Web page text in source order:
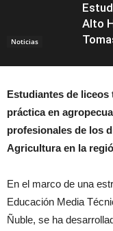
Noticias
Alto
Estudiantes de
práctica en
profesionales de los
Agricultura en la
En el marco de una
Educación Media
Ñuble, se ha